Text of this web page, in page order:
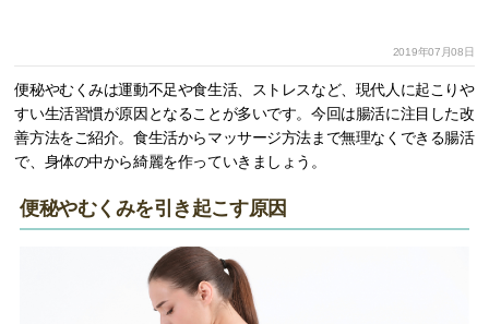
2019年07月08日
便秘やむくみは運動不足や食生活、ストレスなど、現代人に起こりや
すい生活習慣が原因となることが多いです。今回は腸活に注目した改
善方法をご紹介。食生活からマッサージ方法まで無理なくできる腸活
で、身体の中から綺麗を作っていきましょう。
便秘やむくみを引き起こす原因